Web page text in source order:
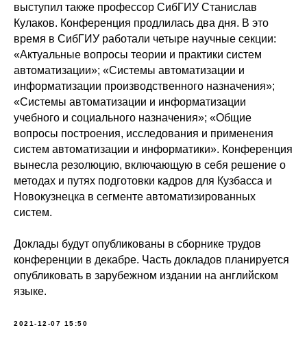
выступил также профессор СибГИУ Станислав
Кулаков. Конференция продлилась два дня. В это
время в СибГИУ работали четыре научные секции:
«Актуальные вопросы теории и практики систем
автоматизации»; «Системы автоматизации и
информатизации производственного назначения»;
«Системы автоматизации и информатизации
учебного и социального назначения»; «Общие
вопросы построения, исследования и применения
систем автоматизации и информатики». Конференция
вынесла резолюцию, включающую в себя решение о
методах и путях подготовки кадров для Кузбасса и
Новокузнецка в сегменте автоматизированных
систем.
Доклады будут опубликованы в сборнике трудов
конференции в декабре. Часть докладов планируется
опубликовать в зарубежном издании на английском
языке.
2021-12-07 15:50